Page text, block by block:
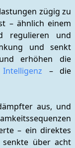
zügig zu
– ähnlich einem
regulieren und
und senkt
– die
aus, und
– ein direktes
senkte über acht